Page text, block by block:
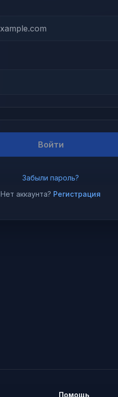
Войти
Забыли пароль?
Нет аккаунта? Регистрация
Помощь